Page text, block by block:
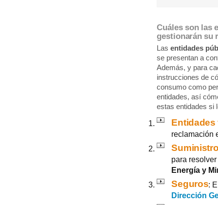
Cuáles son las
gestionarán su
Lasentidades
se presentan a
Además, y para
instrucciones de
consumo como
entidades, así
estas entidades si
reclamación
para
Energía y
Seguros:
Dirección